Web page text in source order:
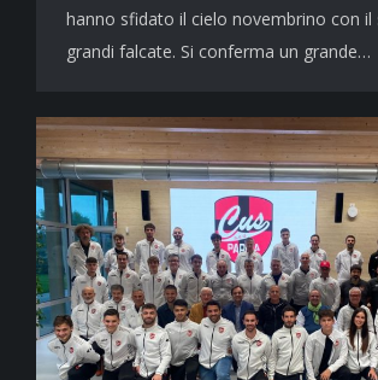
hanno sfidato il cielo novembrino con il
grandi falcate. Si conferma un grande…